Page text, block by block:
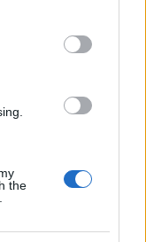
in below Google
the
oficial su
del mercado
en Comunio?